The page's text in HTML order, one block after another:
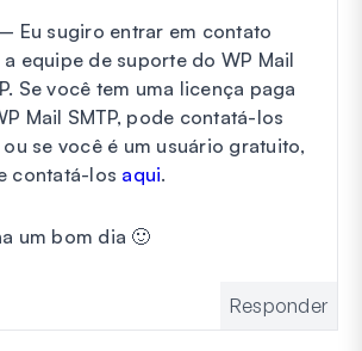
Eu sugiro entrar em contato
equipe de suporte do WP Mail
Se você tem uma licença paga
Mail SMTP, pode contatá-los
ou se você é um usuário gratuito,
contatá-los aqui.
um bom dia 🙂
Responder